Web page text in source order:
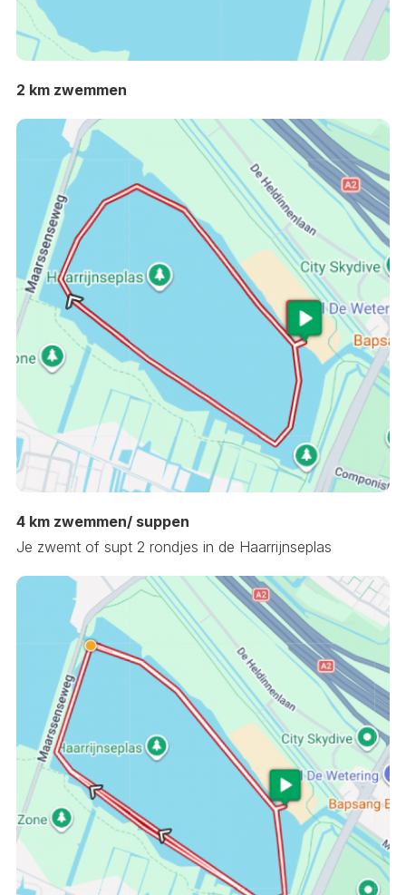
2 km zwemmen
4 km zwemmen/ suppen
Je zwemt of supt 2 rondjes in de Haarrijnseplas